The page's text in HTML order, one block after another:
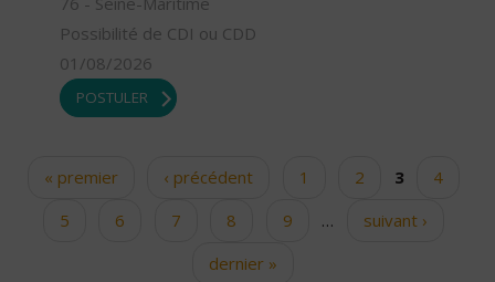
Possibilité de CDI ou CDD
01/08/2026
POSTULER
Pages« premier ‹ précédent 1 2 3
4
5
6 7 8 9 …
suivant ›
dernier »